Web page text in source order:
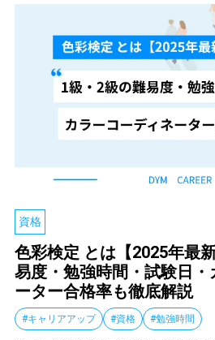
資格
色彩検定 とは【2025年最
易度・勉強時間・試験日
ーター合格率も徹底解説
#キャリアアップ #資格 #勉強時間